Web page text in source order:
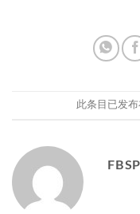
此条目已发布